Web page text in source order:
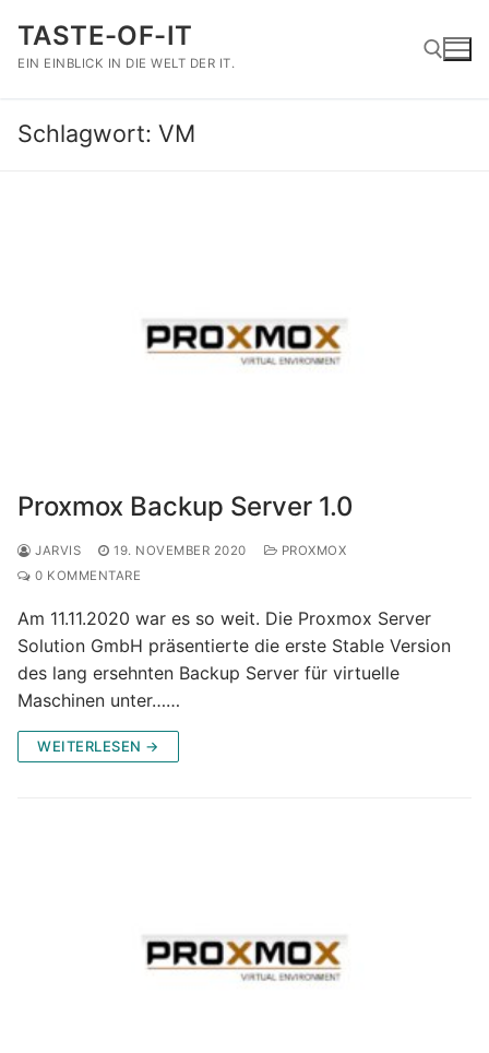
Inhalt
springen
TASTE-OF-IT
EIN EINBLICK IN DIE WELT DER IT.
Schlagwort: VM
Proxmox Backup Server 1.0
JARVIS 19. NOVEMBER 2020
PROXMOX
0 KOMMENTARE
Am 11.11.2020 war es so weit. Die Proxmox Server
Solution GmbH präsentierte die erste Stable Version
des lang ersehnten Backup Server für virtuelle
Maschinen unter……
WEITERLESEN →